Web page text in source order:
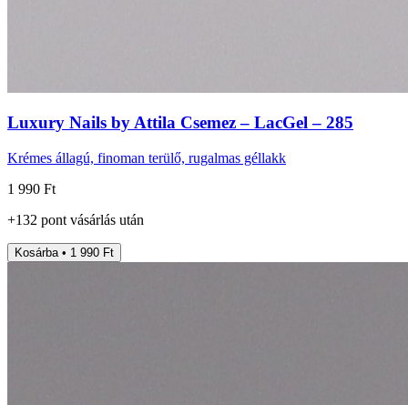
Luxury Nails by Attila Csemez – LacGel – 285
Krémes állagú, finoman terülő, rugalmas géllakk
1 990 Ft
+132 pont vásárlás után
Kosárba • 1 990 Ft